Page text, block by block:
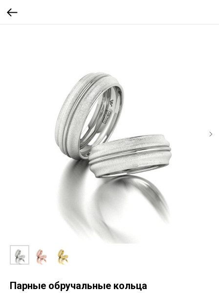
Парные обручальные кольца